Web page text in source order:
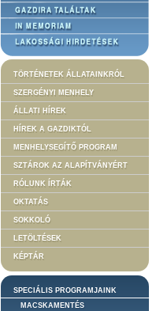
TÖRTÉNETEK ÁLLATAINKRÓL
SZERGÉNYI MENHELY
ÁLLATI HÍREK
HÍREK A GAZDIKTÓL
MENHELYSEGÍTŐ PROGRAM
SZTÁROK AZ ALAPÍTVÁNYÉRT
RÓLUNK ÍRTÁK
OKTATÁS
SOKKOLÓ
LETÖLTÉSEK
KÉPTÁR
SPECIÁLIS PROGRAMJAINK
MACSKAMENTÉS